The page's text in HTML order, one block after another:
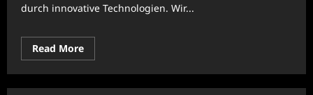
durch innovative Technologien. Wir...
Read MoreRead
more
Fahrzeugreichweite
durch